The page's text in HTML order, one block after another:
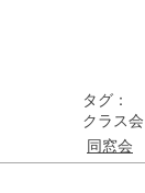
タグ：
クラス会
同窓会